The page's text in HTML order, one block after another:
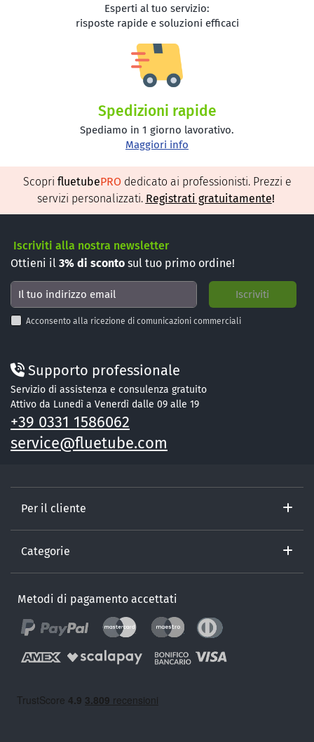
Esperti al tuo servizio:
risposte rapide e soluzioni efficaci
Spedizioni rapide
Spediamo in 1 giorno lavorativo.
Maggiori info
Scopri fluetubePRO dedicato ai professionisti. Prezzi e
servizi personalizzati. Registrati gratuitamente!
Iscriviti alla nostra newsletter
Ottieni il 3% di sconto sul tuo primo ordine!
Acconsento alla ricezione di comunicazioni commerciali
Supporto professionale
Servizio di assistenza e consulenza gratuito
Attivo da Lunedì a Venerdì dalle 09 alle 19
+39 0331 1586062
service@fluetube.com
Per il cliente
Categorie
Metodi di pagamento accettati